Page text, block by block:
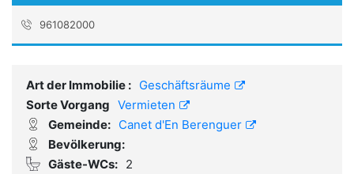
961082000
Art der Immobilie : Geschäftsräume
Sorte Vorgang Vermieten
Gemeinde: Canet d'En Berenguer
Bevölkerung:
Gäste-WCs: 2